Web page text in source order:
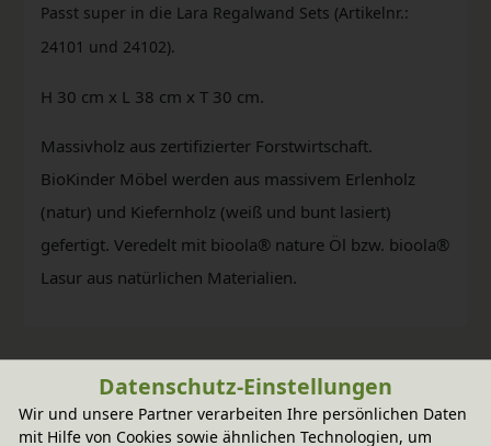
Passt super in die Lara Regalwand Sets (Artikelnr.:
24101 und 24102).
H 30 cm x L 38 cm x T 30 cm.
Massivholz aus zertifizierter Forstwirtschaft.
BioKinder Möbel werden aus massivem Erlenholz
(natur) und Kiefernholz (weiß und bunt lasiert)
gefertigt. Veredelt mit bioola® nature Öl bzw. bioola®
Lasur aus natürlichen Materialien.
Datenschutz-Einstellungen
Wir und unsere Partner verarbeiten Ihre persönlichen Daten
mit Hilfe von Cookies sowie ähnlichen Technologien, um